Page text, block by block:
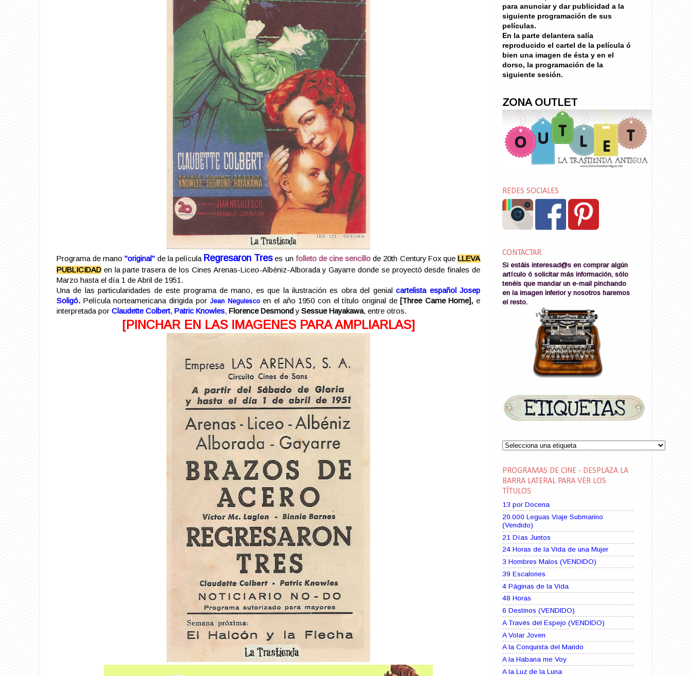
Programa de mano"original" de la película Regresaron Treses un folleto de cine sencillo de 20th Century Fox queLLEVA
PUBLICIDAD en la parte trasera de los Cines Arenas-Liceo-Albéniz-Alborada y Gayarre donde se proyectó desde finales de
Marzo hasta el día 1 de Abril de 1951.
Una de las particularidades de este programa de mano, es que la ilustración es obra del genialcartelista español Josep
Soligó. Película norteamericana dirigida porJean Negulesco en el año 1950 con el título original de [Three Came Home],e
interpretada por Claudette Colbert, Patric Knowles, Florence Desmond y Sessue Hayakawa, entre otros.
[PINCHAR EN LAS IMAGENES PARA AMPLIARLAS]
para anunciar y dar publicidad a la
siguiente programación de sus
películas.
En la parte delantera salía
reproducido el cartel de la película ó
bien una imagen de ésta y en el
dorso, la programación de la
siguiente sesión.
ZONA OUTLET
REDES SOCIALES
CONTACTAR
Si estáis interesad@s en comprar algún
artículo ó solicitar más información, sólo
tenéis que mandar un e-mail pinchando
en la imagen inferior y nosotros haremos
el resto.
PROGRAMAS DE CINE - DESPLAZA LA
BARRA LATERAL PARA VER LOS
TÍTULOS
13 por Docena
20.000 Leguas Viaje Submarino
(Vendido)
21 Días Juntos
24 Horas de la Vida de una Mujer
3 Hombres Malos (VENDIDO)
39 Escalones
4 Páginas de la Vida
48 Horas
6 Destinos (VENDIDO)
A Través del Espejo (VENDIDO)
A Volar Joven
A la Conquista del Marido
A la Habana me Voy
A la Luz de la Luna